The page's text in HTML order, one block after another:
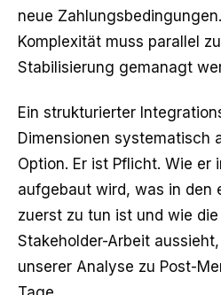
neue
Komplexität muss parallel
Stabilisierung gemanagt
Ein strukturierter
Dimensionen systematisch
Option. Er ist Pflicht. Wie er
aufgebaut wird, was in den
zuerst zu tun ist und wie
Stakeholder-Arbeit
unserer Analyse zu Post-